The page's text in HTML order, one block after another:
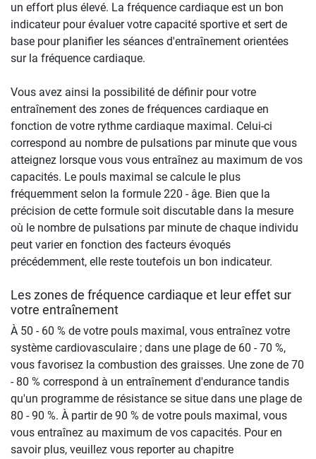
un effort plus élevé. La fréquence cardiaque est un bon
indicateur pour évaluer votre capacité sportive et sert de
base pour planifier les séances d'entraînement orientées
sur la fréquence cardiaque.
Vous avez ainsi la possibilité de définir pour votre
entraînement des zones de fréquences cardiaque en
fonction de votre rythme cardiaque maximal. Celui-ci
correspond au nombre de pulsations par minute que vous
atteignez lorsque vous vous entraînez au maximum de vos
capacités. Le pouls maximal se calcule le plus
fréquemment selon la formule 220 - âge. Bien que la
précision de cette formule soit discutable dans la mesure
où le nombre de pulsations par minute de chaque individu
peut varier en fonction des facteurs évoqués
précédemment, elle reste toutefois un bon indicateur.
Les zones de fréquence cardiaque et leur effet sur
votre entraînement
À 50 - 60 % de votre pouls maximal, vous entraînez votre
système cardiovasculaire ; dans une plage de 60 - 70 %,
vous favorisez la combustion des graisses. Une zone de 70
- 80 % correspond à un entraînement d'endurance tandis
qu'un programme de résistance se situe dans une plage de
80 - 90 %. À partir de 90 % de votre pouls maximal, vous
vous entraînez au maximum de vos capacités. Pour en
savoir plus, veuillez vous reporter au chapitre